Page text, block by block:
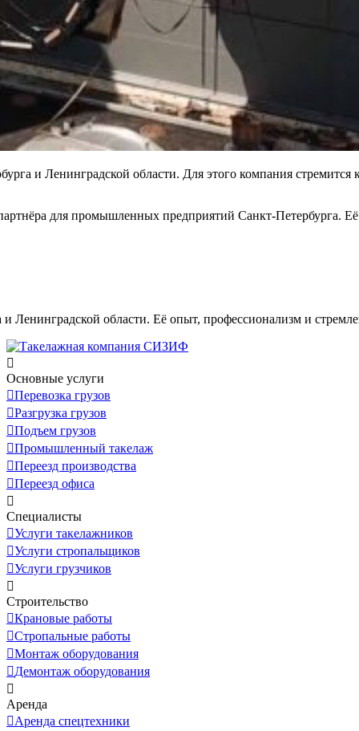
Ленинградской области. Для этого компания стремится
для промышленных предприятий Санкт-Петербурга.
области. Её опыт, профессионализм и
Основные услуги
Перевозка грузов
Разгрузка грузов
Подъем грузов
Промышленный такелаж
Переезд производства
Переезд офиса
Специалисты
Услуги такелажников
Услуги стропальщиков
Услуги грузчиков
Строительство
Крановые работы
Стропальные работы
Монтаж оборудования
Демонтаж оборудования
Аренда
Аренда спецтехники